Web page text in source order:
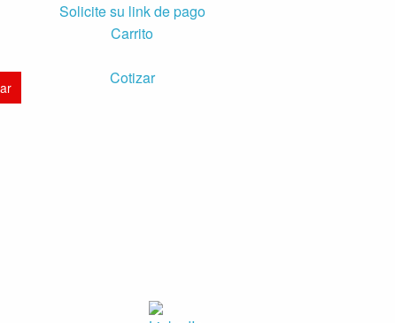
Solicite su link de pago
Carrito
Cotizar